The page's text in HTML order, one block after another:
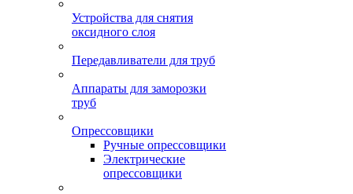
Устройства для снятия
оксидного слоя
Передавливатели для труб
Аппараты для заморозки
труб
Опрессовщики
Ручные опрессовщики
Электрические
опрессовщики